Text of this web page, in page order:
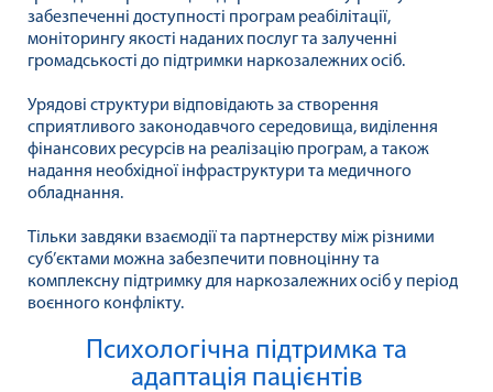
забезпеченні доступності програм реабілітації,
моніторингу якості наданих послуг та залученні
громадськості до підтримки наркозалежних осіб.
Урядові структури відповідають за створення
сприятливого законодавчого середовища, виділення
фінансових ресурсів на реалізацію програм, а також
надання необхідної інфраструктури та медичного
обладнання.
Тільки завдяки взаємодії та партнерству між різними
суб’єктами можна забезпечити повноцінну та
комплексну підтримку для наркозалежних осіб у період
воєнного конфлікту.
Психологічна підтримка та
адаптація пацієнтів